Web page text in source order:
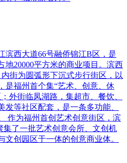
滨西大道66号融侨锦江B区，是
地20000平方米的商业项目。滨西
街为圆弧形下沉式步行街区，以
是福州首个集“艺术、创意、休
外街临凤湖路，集超市、餐饮、
发等社区配套，是一条多功能、
作为福州首创艺术创意街区，滨
集了一批艺术创意会所、文创机
文创园区于一体的创意商业体。